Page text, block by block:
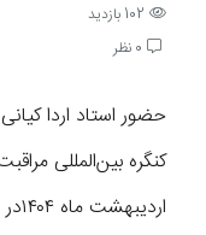
102 بازدید
0 نظر
حضور استاد اردا